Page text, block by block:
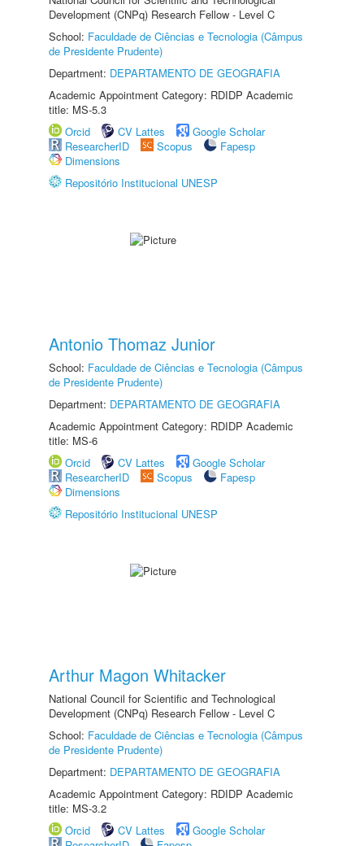
Development (CNPq) Research Fellow - Level C
School: Faculdade de Ciências e Tecnologia (Câmpus
de Presidente Prudente)
Department: DEPARTAMENTO DE GEOGRAFIA
Academic Appointment Category: RDIDP Academic
title: MS-5.3
Orcid
CV Lattes
Google Scholar
ResearcherID
Scopus
Fapesp
Dimensions
Repositório Institucional UNESP
Antonio Thomaz Junior
School: Faculdade de Ciências e Tecnologia (Câmpus
de Presidente Prudente)
Department: DEPARTAMENTO DE GEOGRAFIA
Academic Appointment Category: RDIDP Academic
title: MS-6
Orcid
CV Lattes
Google Scholar
ResearcherID
Scopus
Fapesp
Dimensions
Repositório Institucional UNESP
Arthur Magon Whitacker
National Council for Scientific and Technological
Development (CNPq) Research Fellow - Level C
School: Faculdade de Ciências e Tecnologia (Câmpus
de Presidente Prudente)
Department: DEPARTAMENTO DE GEOGRAFIA
Academic Appointment Category: RDIDP Academic
title: MS-3.2
Orcid
CV Lattes
Google Scholar